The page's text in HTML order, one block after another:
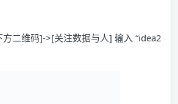
二维码]->[关注数据与人] 输入 “idea2